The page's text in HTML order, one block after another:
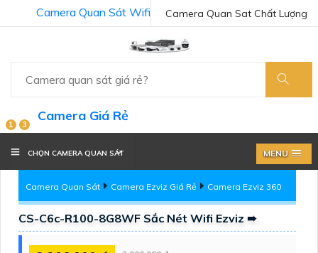
Camera Quan Sat Chất Lượng
Camera Quan Sát Wifi
1 3
Camera Giá Rẻ
CHỌN CAMERA QUAN SÁT MENU
Camera Quan Sát Camera Ezviz Giá Rẻ Camera Ezviz 360
CS-C6c-R100-8G8WF Sắc Nét Wifi Ezviz ➠